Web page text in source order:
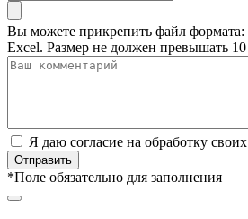
Вы можете прикрепить файл формата:
Excel. Размер не должен превышать
Я даю согласие на обработку своих
*Поле обязательно для заполнения